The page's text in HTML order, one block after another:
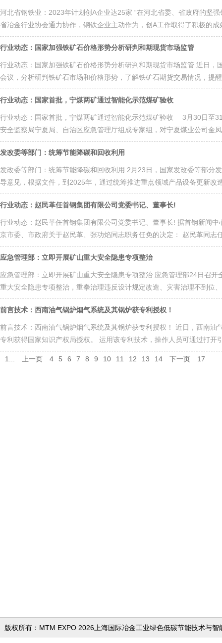
河北省钢铁业：2023年计划创A企业达25家 “在河北省委、省政府的坚
省冶金行业协会通力协作，钢铁企业主动作为，创A工作取得了积极的
行业动态：国家加强铁矿石价格形势分析研判和期现货市场监管
行业动态：国家加强铁矿石价格形势分析研判和期现货市场监管 近日
会议，分析研判铁矿石市场和价格形势，了解铁矿石期货交易情况，提
行业动态：国家首批，宁煤两矿通过智能化示范煤矿验收
行业动态：国家首批，宁煤两矿通过智能化示范煤矿验收 3月30日至
安全监察局宁夏局、自治区应急管理厅组成专家组，对宁夏煤业公司金
发改委等部门：统筹节能降碳和回收利用
发改委等部门：统筹节能降碳和回收利用 2月23日，国家发改委等部分
导意见，根据文件，到2025年，通过统筹推进重点领域产品设备更新
行业动态：赵民革任首钢集团有限公司党委书记、董事长!
行业动态：赵民革任首钢集团有限公司党委书记、董事长! 据首钢新闻
京市委、市政府关于赵民革、张功焰同志职务任免的决定： 赵民革同
应急管理部：立即开展矿山重大安全隐患专项整治
应急管理部：立即开展矿山重大安全隐患专项整治 应急管理部24日召
重大安全隐患专项整治，重拳治理违反设计规定改造、灾害治理不到
前言技术：西南油气锅炉烟气系统及其锅炉获专利授权！
前言技术：西南油气锅炉烟气系统及其锅炉获专利授权！ 近日，西南
专利获得国家知识产权局授权。 运用该专利技术，操作人员可通过打
1... 上一页 4 5 6 7 8 9 10 11 12 13 14 下一页 17
版权所有：MTM EXPO 2026上海国际冶金工业绿色低碳节